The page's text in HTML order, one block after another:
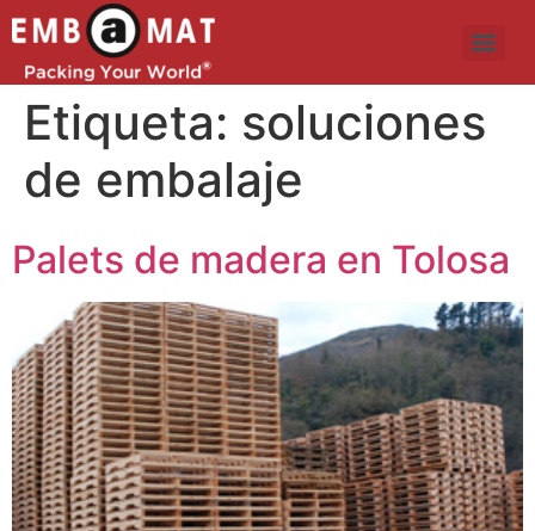
Etiqueta: soluciones
de embalaje
Palets de madera en Tolosa